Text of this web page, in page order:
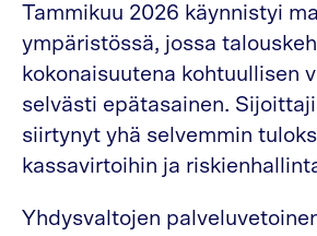
Tammikuu 2026 käynnistyi
ympäristössä, jossa
kokonaisuutena kohtuullisen
selvästi epätasainen.
siirtynyt yhä selvemmin
kassavirtoihin ja
Yhdysvaltojen